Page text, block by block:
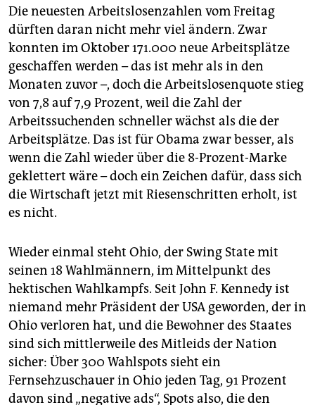
Die neuesten Arbeitslosenzahlen vom Freitag
dürften daran nicht mehr viel ändern. Zwar
konnten im Oktober 171.000 neue Arbeitsplätze
geschaffen werden – das ist mehr als in den
Monaten zuvor –, doch die Arbeitslosenquote stieg
von 7,8 auf 7,9 Prozent, weil die Zahl der
Arbeitssuchenden schneller wächst als die der
Arbeitsplätze. Das ist für Obama zwar besser, als
wenn die Zahl wieder über die 8-Prozent-Marke
geklettert wäre – doch ein Zeichen dafür, dass sich
die Wirtschaft jetzt mit Riesenschritten erholt, ist
es nicht.
Wieder einmal steht Ohio, der Swing State mit
seinen 18 Wahlmännern, im Mittelpunkt des
hektischen Wahlkampfs. Seit John F. Kennedy ist
niemand mehr Präsident der USA geworden, der in
Ohio verloren hat, und die Bewohner des Staates
sind sich mittlerweile des Mitleids der Nation
sicher: Über 300 Wahlspots sieht ein
Fernsehzuschauer in Ohio jeden Tag, 91 Prozent
davon sind „negative ads“, Spots also, die den